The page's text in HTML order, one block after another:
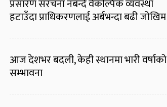
प्रसारण संरचना नबन्दै वैकल्पिक व्यवस्था
हटाउँदा प्राधिकरणलाई अर्बभन्दा बढी जोखिम
आज देशभर बदली, केही स्थानमा भारी वर्षाको
सम्भावना